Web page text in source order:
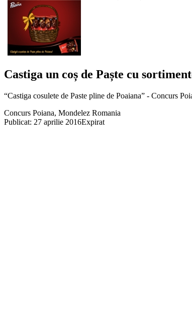
Castiga un coș de Paște cu
“Castiga cosulete de Paste pline de Poaiana” - Concurs
Concurs Poiana, Mondelez Romania
Publicat: 27 aprilie 2016Expirat